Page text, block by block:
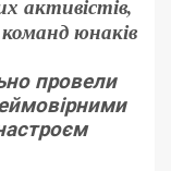
активістів,
юнаків
провели